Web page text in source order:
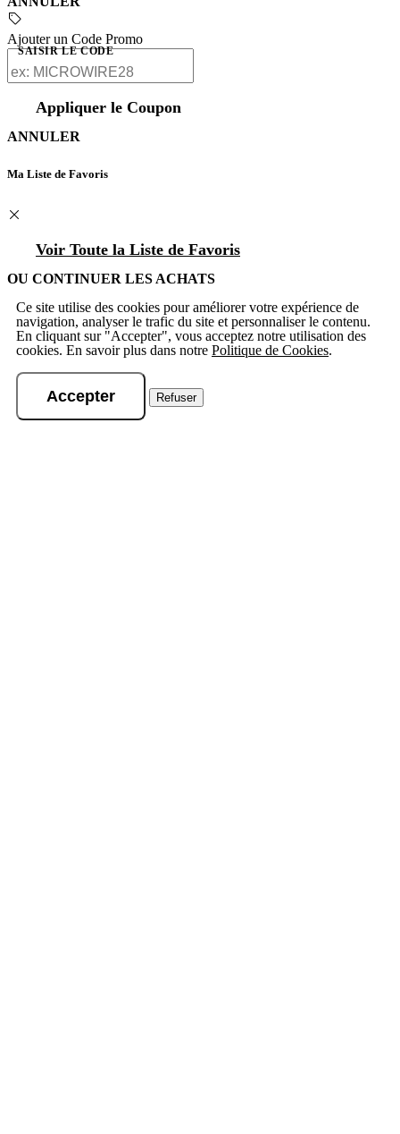
Ajouter un Code Promo
SAISIR LE CODE
Appliquer le Coupon
ANNULER
Ma Liste de Favoris
Voir Toute la Liste de Favoris
OU CONTINUER LES ACHATS
Ce site utilise des cookies pour améliorer votre expérience de
navigation, analyser le trafic du site et personnaliser le contenu.
En cliquant sur "Accepter", vous acceptez notre utilisation des
cookies. En savoir plus dans notre Politique de Cookies.
Accepter Refuser